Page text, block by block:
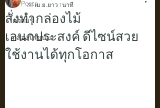
All Posts
ความรู้
กล่องใส่ขนม
สั่งทำกล่องไม้
เอนกประสงค์ ดีไซน์สวย
ใช้งานได้ทุกโอกาส
30 เม.ย. ยาว 1 นาที